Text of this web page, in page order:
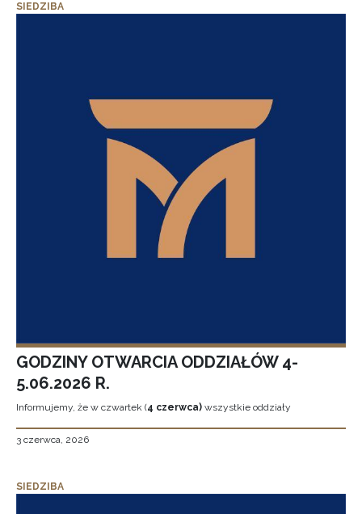
SIEDZIBA
GODZINY OTWARCIA ODDZIAŁÓW 4-
5.06.2026 R.
Informujemy, że w czwartek (4 czerwca) wszystkie oddziały
3 czerwca, 2026
SIEDZIBA